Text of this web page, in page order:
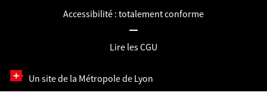
Accessibilité : totalement conforme
Lire les CGU
Un site de la Métropole de Lyon